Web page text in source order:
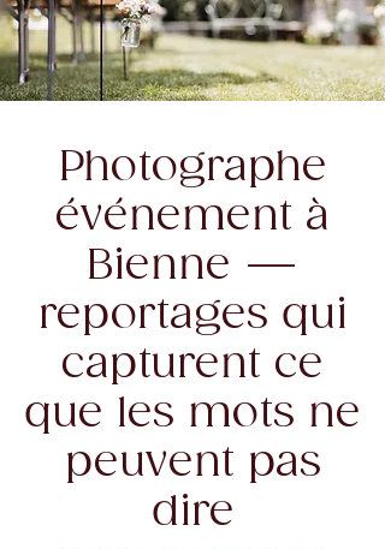
Photographe
événement à
Bienne —
reportages qui
capturent ce
que les mots ne
peuvent pas
dire